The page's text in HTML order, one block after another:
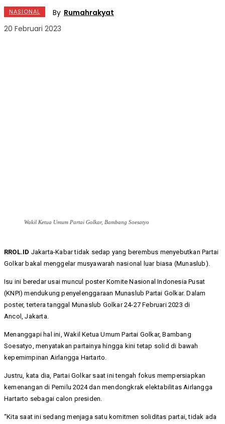
NASIONAL By Rumahrakyat
20 Februari 2023
Wakil Ketua Umum Partai Golkar, Bambang Soesatyo
RROL.ID Jakarta-Kabar tidak sedap yang berembus menyebutkan Partai
Golkar bakal menggelar musyawarah nasional luar biasa (Munaslub).
Isu ini beredar usai muncul poster Komite Nasional Indonesia Pusat
(KNPI) mendukung penyelenggaraan Munaslub Partai Golkar. Dalam
poster, tertera tanggal Munaslub Golkar 24-27 Februari 2023 di
Ancol, Jakarta.
Menanggapi hal ini, Wakil Ketua Umum Partai Golkar, Bambang
Soesatyo, menyatakan partainya hingga kini tetap solid di bawah
kepemimpinan Airlangga Hartarto.
Justru, kata dia, Partai Golkar saat ini tengah fokus mempersiapkan
kemenangan di Pemilu 2024 dan mendongkrak elektabilitas Airlangga
Hartarto sebagai calon presiden.
“Kita saat ini sedang menjaga satu komitmen soliditas partai, tidak ada